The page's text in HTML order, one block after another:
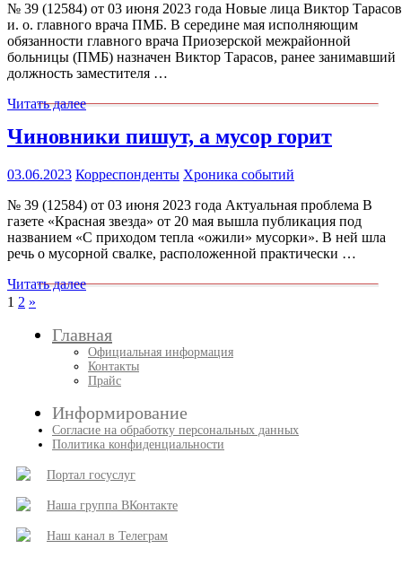
№ 39 (12584) от 03 июня 2023 года Новые лица Виктор
и. о. главного врача ПМБ. В середине мая исполняющим
обязанности главного врача Приозерской межрайонной
больницы (ПМБ) назначен Виктор Тарасов, ранее занимавший
должность заместителя …
Читать далее
Чиновники пишут, а мусор горит
03.06.2023 Корреспонденты Хроника событий
№ 39 (12584) от 03 июня 2023 года Актуальная проблема В
газете «Красная звезда» от 20 мая вышла публикация под
названием «С приходом тепла «ожили» мусорки». В ней шла
речь о мусорной свалке, расположенной практически …
Читать далее
Пагинация
записей
1 2 След.
»
Главная
Официальная информация
Контакты
Прайс
Информирование
Согласие на обработку персональных данных
Политика конфиденциальности
Портал госуслуг
Наша группа ВКонтакте
Наш канал в Телеграм